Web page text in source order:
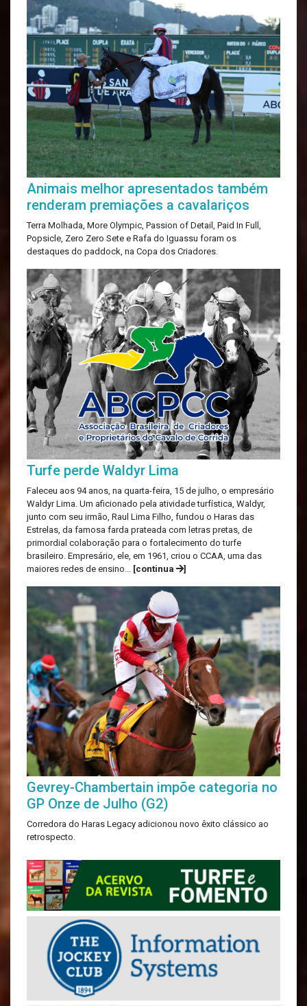
Animais melhor apresentados também
renderam premiações a cavalariços
Terra Molhada, More Olympic, Passion of Detail, Paid In Full,
Popsicle, Zero Zero Sete e Rafa do Iguassu foram os
destaques do paddock, na Copa dos Criadores.
Turfe perde Waldyr Lima
Faleceu aos 94 anos, na quarta-feira, 15 de julho, o empresário
Waldyr Lima. Um aficionado pela atividade turfística, Waldyr,
junto com seu irmão, Raul Lima Filho, fundou o Haras das
Estrelas, da famosa farda prateada com letras pretas, de
primordial colaboração para o fortalecimento do turfe
brasileiro. Empresário, ele, em 1961, criou o CCAA, uma das
maiores redes de ensino... [continua ]
Gevrey-Chambertain impõe categoria no
GP Onze de Julho (G2)
Corredora do Haras Legacy adicionou novo êxito clássico ao
retrospecto.